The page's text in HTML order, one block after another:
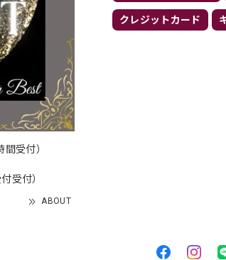
受付）
受付）
ABOUT
クレジットカード